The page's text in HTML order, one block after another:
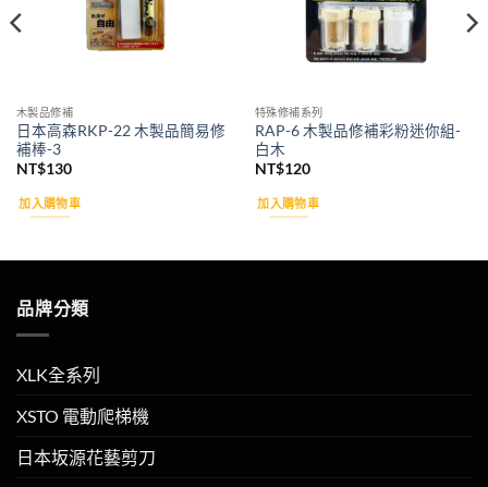
木製品修補
日本高森RKP-22 木製品簡易修
補棒-3
NT$130
加入購物車
特殊修補系列
RAP-6 木製品修補彩粉迷你組-
白木
NT$120
加入購物車
品牌分類
XLK全系列
XSTO 電動爬梯機
日本坂源花藝剪刀